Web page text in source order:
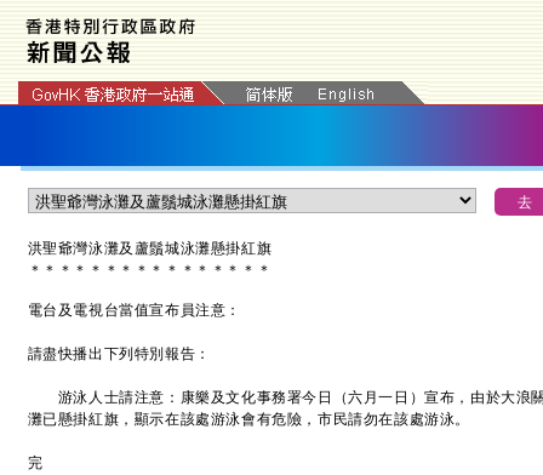
洪聖爺灣泳灘及蘆鬚城泳灘懸掛紅旗
＊ ＊ ＊ ＊ ＊ ＊ ＊ ＊ ＊ ＊ ＊ ＊ ＊ ＊ ＊ ＊
電台及電視台當值宣布員注意：
請盡快播出下列特別報告：
游泳人士請注意：康樂及文化事務署今日（六月一日）宣布，由於大浪
灘已懸掛紅旗，顯示在該處游泳會有危險，市民請勿在該處游泳。
完